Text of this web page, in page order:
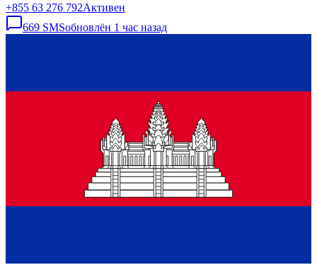
+855 63 276 792Активен
669 SMSобновлён 1 час назад